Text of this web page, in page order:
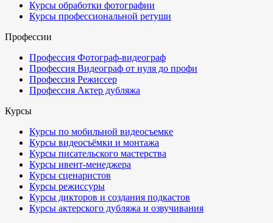
Курсы обработки фотографии
Курсы профессиональной ретуши
Профессии
Профессия Фотограф-видеограф
Профессия Видеограф от нуля до профи
Профессия Режиссер
Профессия Актер дубляжа
Курсы
Курсы по мобильной видеосъемке
Курсы видеосъёмки и монтажа
Курсы писательского мастерства
Курсы ивент-менеджера
Курсы сценаристов
Курсы режиссуры
Курсы дикторов и создания подкастов
Курсы актерского дубляжа и озвучивания